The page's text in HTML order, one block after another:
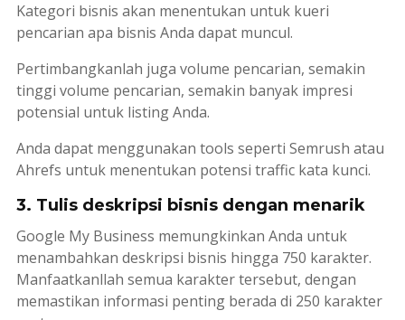
Kategori bisnis akan menentukan untuk kueri
pencarian apa bisnis Anda dapat muncul.
Pertimbangkanlah juga volume pencarian, semakin
tinggi volume pencarian, semakin banyak impresi
potensial untuk listingAnda.
Anda dapat menggunakan tools seperti Semrush atau
Ahrefs untuk menentukan potensi traffickata kunci.
3. Tulis deskripsi bisnis dengan menarik
Google My Business memungkinkan Anda untuk
menambahkan deskripsi bisnis hingga 750 karakter.
Manfaatkanllah semua karakter tersebut, dengan
memastikan informasi penting berada di 250 karakter